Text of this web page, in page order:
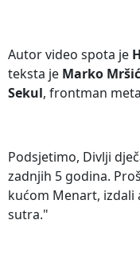
Autor video spota je
teksta je Marko Mršić
Sekul, frontman
Podsjetimo, Divlji
zadnjih 5 godina.
kućom Menart,
sutra."